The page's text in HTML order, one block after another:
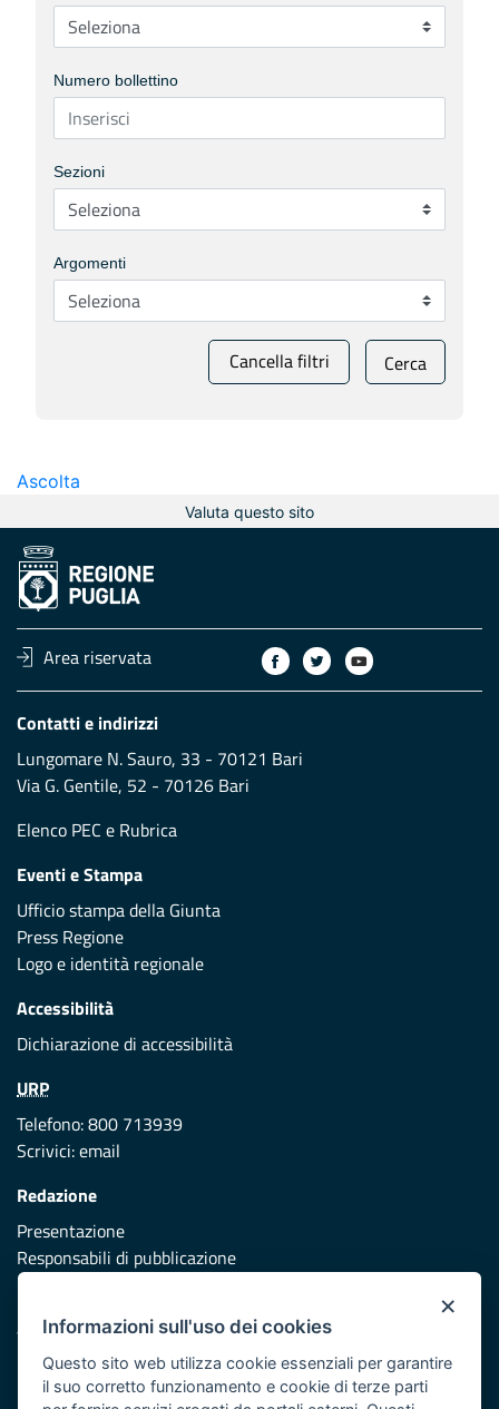
Numero bollettino
Sezioni
Argomenti
Cancella filtri Cerca
Ascolta
Valuta questo sito
Area riservata
Contatti e indirizzi
Lungomare N. Sauro, 33 - 70121 Bari
Via G. Gentile, 52 - 70126 Bari
Elenco PEC e Rubrica
Eventi e Stampa
Ufficio stampa della Giunta
Press Regione
Logo e identità regionale
Accessibilità
Dichiarazione di accessibilità
URP
Telefono: 800 713939
Scrivici:email
Redazione
Presentazione
Responsabili di pubblicazione
Vai al sito di Protezione Civile Puglia
Iniziativa finanziata con risorse del POR Puglia 2014/2020 -
×
Informazioni sull'uso dei cookies
Questo sito web utilizza cookie essenziali per garantire
il suo corretto funzionamento e cookie di terze parti